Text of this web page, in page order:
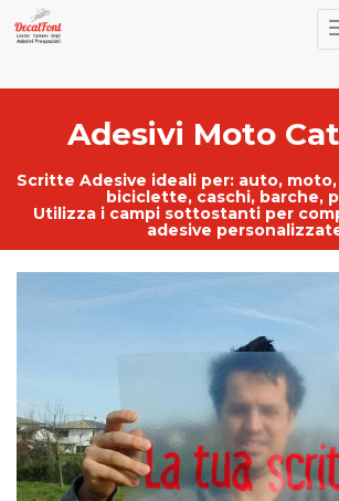
Adesivi Moto
Scritte Adesive ideali per: auto, moto,
biciclette, caschi, barche,
Utilizza i campi sottostanti per
adesive